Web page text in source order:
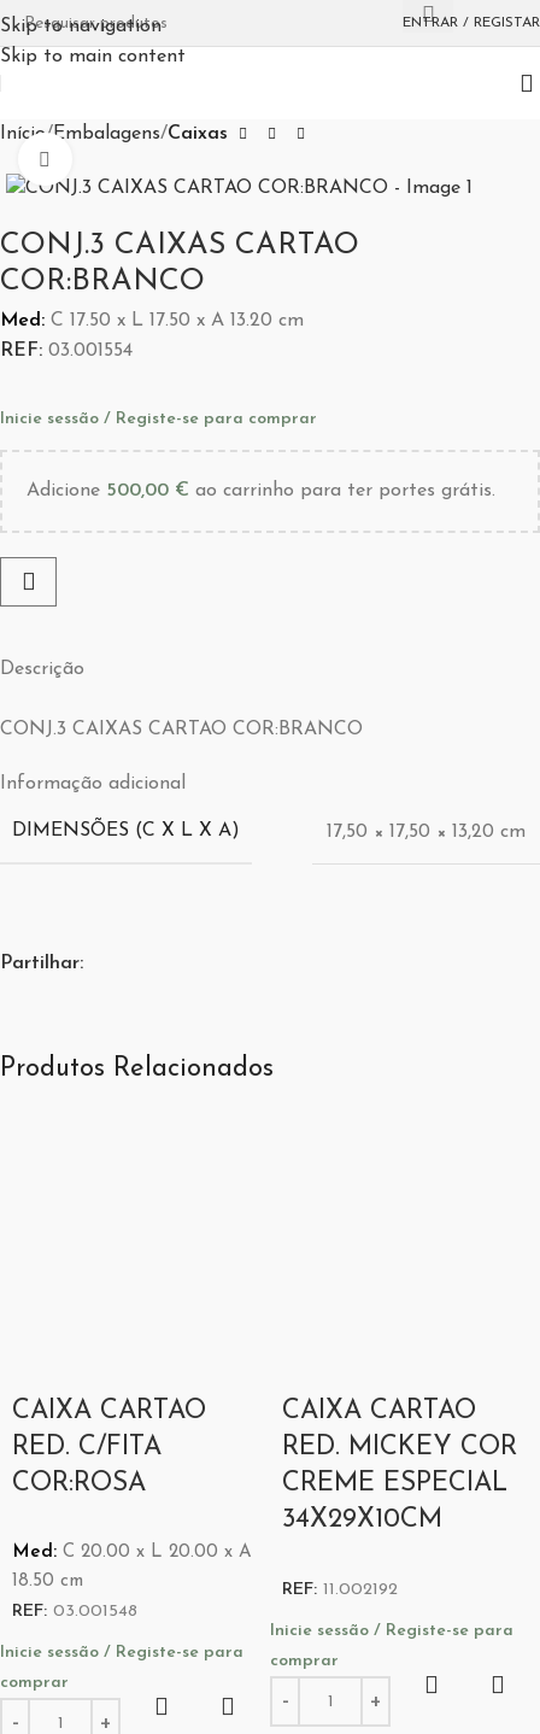
Skip to navigation
Skip to main content
ENTRAR / REGISTAR
Início Embalagens Caixas
CONJ.3 CAIXAS CARTAO
COR:BRANCO
Med: C 17.50 x L 17.50 x A 13.20 cm
REF: 03.001554
Inicie sessão / Registe-se para comprar
Adicione 500,00 € ao carrinho para ter portes grátis.
Descrição
CONJ.3 CAIXAS CARTAO COR:BRANCO
Informação adicional
DIMENSÕES (C X L X A) 17,50 × 17,50 × 13,20 cm
Partilhar:
Produtos Relacionados
CAIXA CARTAO
RED. C/FITA
COR:ROSA
Med: C 20.00 x L 20.00 x A
18.50 cm
REF: 03.001548
Inicie sessão / Registe-se para
comprar
CAIXA CARTAO
RED. MICKEY COR
CREME ESPECIAL
34X29X10CM
REF: 11.002192
Inicie sessão / Registe-se para
comprar